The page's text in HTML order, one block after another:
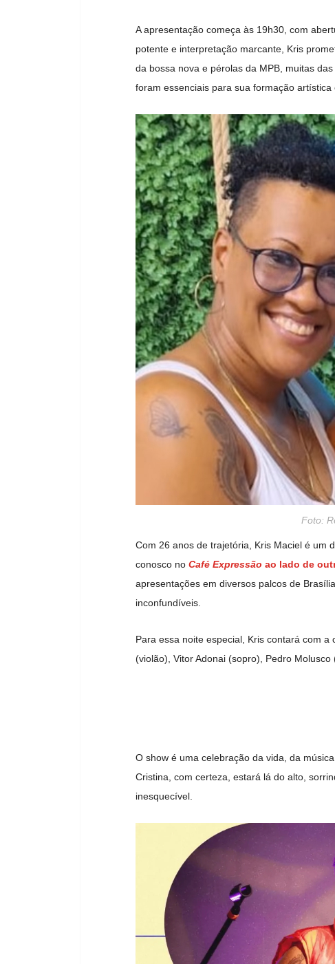
A apresentação começa às 19h30, com
potente e interpretação marcante, Kris
da bossa nova e pérolas da MPB, muitas
foram essenciais para sua formação artística
Foto:
Com 26 anos de trajetória, Kris Maciel é um
conosco no Café Expressão ao lado de
apresentações em diversos palcos de
inconfundíveis.
Para essa noite especial, Kris contará com
(violão), Vitor Adonai (sopro), Pedro
O show é uma celebração da vida, da
Cristina, com certeza, estará lá do alto,
inesquecível.